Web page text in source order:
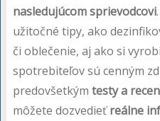
nasledujúcom sprievodcovi
užitočné tipy, ako
či oblečenie, aj ako si
spotrebiteľov sú cenným
predovšetkým testy a
môžete dozvedieťreálne